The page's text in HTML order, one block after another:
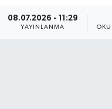
08.07.2026 - 11:29
YAYINLANMA